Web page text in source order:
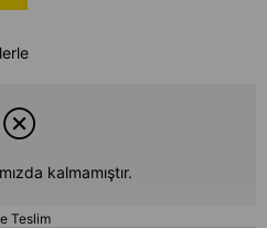
kalmamıştır.
Teslim